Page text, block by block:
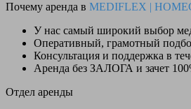
Почему аренда в MEDIFLEX |
У нас самый широкий выбор
Оперативный, грамотный
Консультация и поддержка в
Аренда без ЗАЛОГА и зачет
Отдел аренды